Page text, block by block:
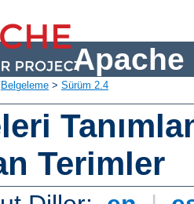
Apache
Belgeleme > Sürüm 2.4
Terimler